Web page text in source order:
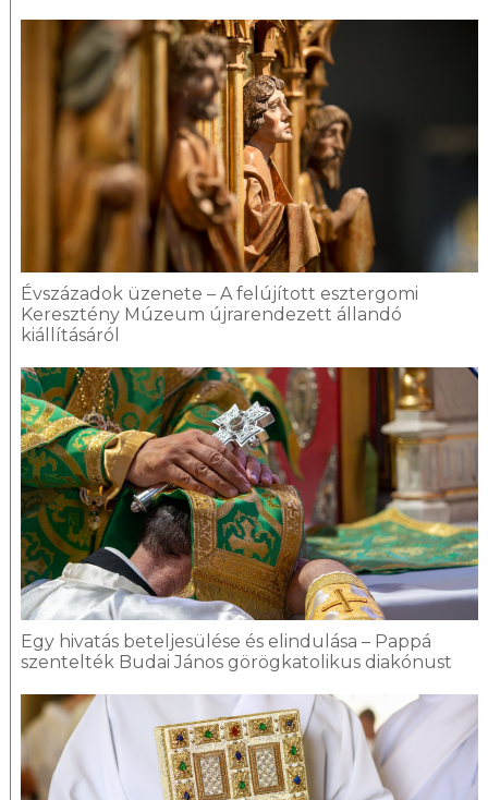
Évszázadok üzenete – A felújított esztergomi
Keresztény Múzeum újrarendezett állandó
kiállításáról
Egy hivatás beteljesülése és elindulása – Pappá
szentelték Budai János görögkatolikus diakónust